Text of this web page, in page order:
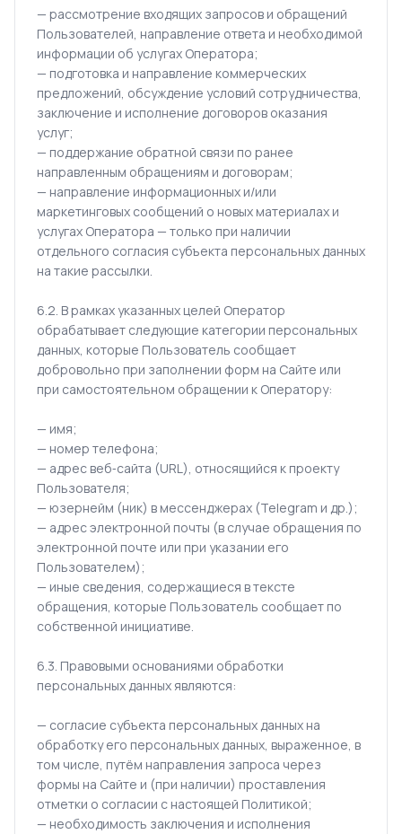
— рассмотрение входящих запросов и обращений
Пользователей, направление ответа и необходимой
информации об услугах Оператора;
— подготовка и направление коммерческих
предложений, обсуждение условий сотрудничества,
заключение и исполнение договоров оказания
услуг;
— поддержание обратной связи по ранее
направленным обращениям и договорам;
— направление информационных и/или
маркетинговых сообщений о новых материалах и
услугах Оператора — только при наличии
отдельного согласия субъекта персональных данных
на такие рассылки.
6.2. В рамках указанных целей Оператор
обрабатывает следующие категории персональных
данных, которые Пользователь сообщает
добровольно при заполнении форм на Сайте или
при самостоятельном обращении к Оператору:
— имя;
— номер телефона;
— адрес веб‑сайта (URL), относящийся к проекту
Пользователя;
— юзернейм (ник) в мессенджерах (Telegram и др.);
— адрес электронной почты (в случае обращения по
электронной почте или при указании его
Пользователем);
— иные сведения, содержащиеся в тексте
обращения, которые Пользователь сообщает по
собственной инициативе.
6.3. Правовыми основаниями обработки
персональных данных являются:
— согласие субъекта персональных данных на
обработку его персональных данных, выраженное, в
том числе, путём направления запроса через
формы на Сайте и (при наличии) проставления
отметки о согласии с настоящей Политикой;
— необходимость заключения и исполнения